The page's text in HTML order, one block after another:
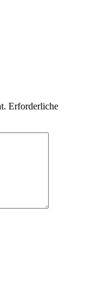
Erforderliche